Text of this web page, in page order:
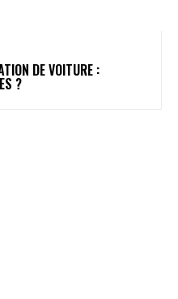
DE VOITURE :
?